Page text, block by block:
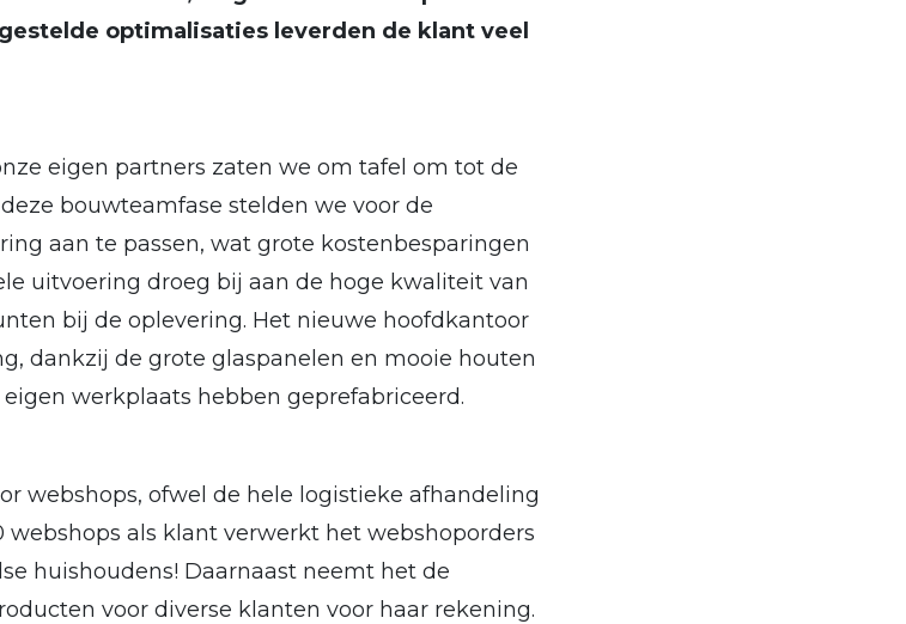
optimalisaties leverden de klant veel
eigen partners zaten we om tafel om tot de
bouwteamfase stelden we voor de
aan te passen, wat grote kostenbesparingen
uitvoering droeg bij aan de hoge kwaliteit van
bij de oplevering. Het nieuwe hoofdkantoor
dankzij de grote glaspanelen en mooie houten
werkplaats hebben geprefabriceerd.
webshops, ofwel de hele logistieke afhandeling
webshops als klant verwerkt het webshoporders
huishoudens! Daarnaast neemt het de
voor diverse klanten voor haar rekening.